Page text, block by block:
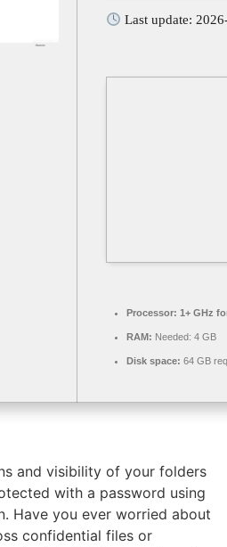
Last update:
Processor: 1+ GHz
RAM: Needed: 4 GB
Disk space: 64 GB
and visibility of your folders
with a password using
Have you ever worried about
confidential files or